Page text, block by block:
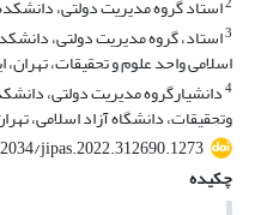
استاد گروه مدیریت دولتی،
3استاد، گروه مدیریت دولتی،
اسلامی واحد علوم و تحقیقات، تهران،
4دانشیارگروه مدیریت دولتی،
وتحقیقات، دانشگاه آزاد اسلامی،
jipas.2022.312690.1273
چکیده